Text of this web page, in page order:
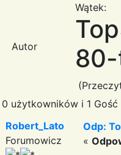
Autor
Wątek:
0 użytkowników i 1
Robert_Lato
Forumowicz
Odp:
«